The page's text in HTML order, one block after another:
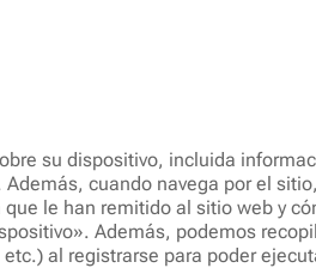
su dispositivo, incluida
cuando navega por el
le han remitido al sitio web y
Además, podemos
al registrarse para poder